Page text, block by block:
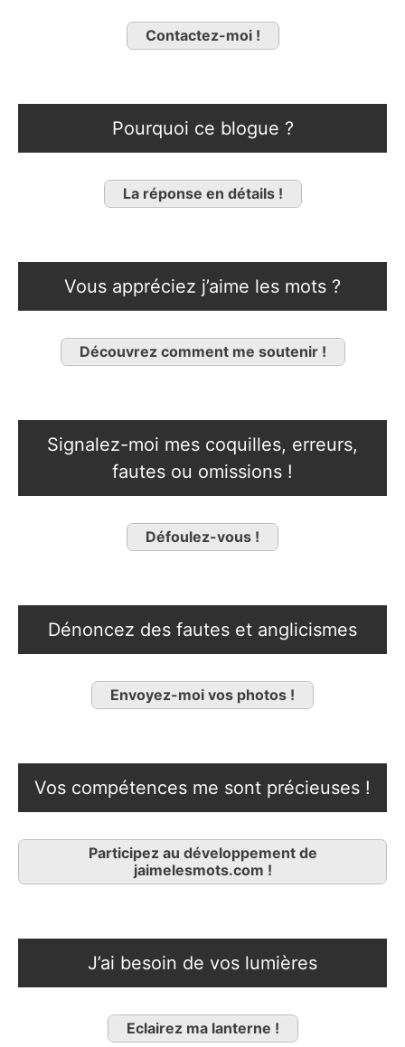
Contactez-moi !
Pourquoi ce blogue ?
La réponse en détails !
Vous appréciez j’aime les mots ?
Découvrez comment me soutenir !
Signalez-moi mes coquilles, erreurs,
fautes ou omissions !
Défoulez-vous !
Dénoncez des fautes et anglicismes
Envoyez-moi vos photos !
Vos compétences me sont précieuses !
Participez au développement de
jaimelesmots.com !
J’ai besoin de vos lumières
Eclairez ma lanterne !